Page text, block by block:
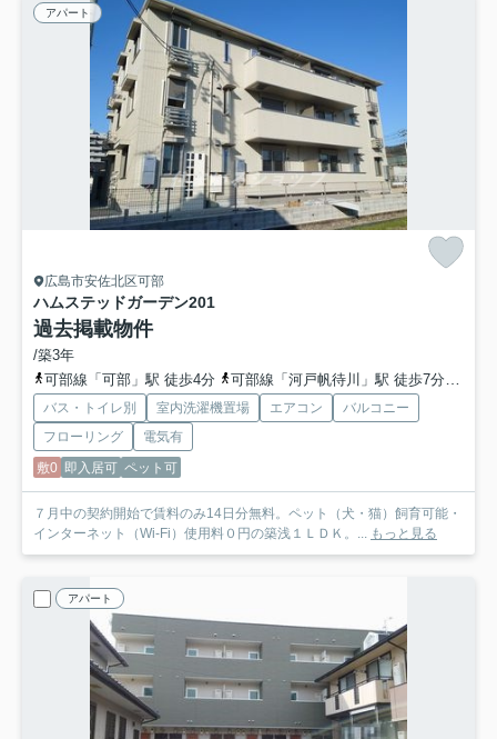
アパート
広島市安佐北区可部
ハムステッドガーデン201
過去掲載物件
/築3年
可部線「可部」駅 徒歩4分
可部線「河戸帆待川」駅 徒歩7分
バス・トイレ別 室内洗濯機置場 エアコン
バルコニー
フローリング
電気有
敷0 即入居可 ペット可
７月中の契約開始で賃料のみ14日分無料。ペット（犬・猫）飼育可能・
インターネット（Wi-Fi）使用料０円の築浅１ＬＤＫ。... もっと見る
アパート